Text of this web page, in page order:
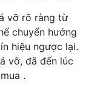
vỡ rõ ràng từ
chuyển hướng
hiệu ngược lại.
vỡ, đã đến lúc
.